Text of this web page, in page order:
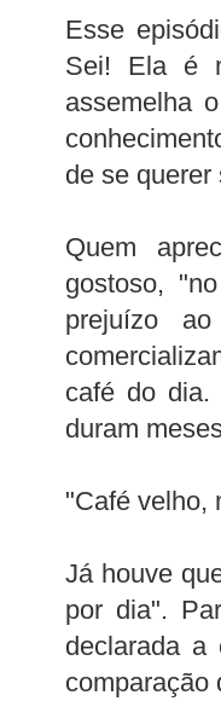
Esse
Sei! Ela é
assemelha
de se
Quem
gostoso,
prejuízo
café do dia.
duram
"Café velho,
Já houve
por dia".
declarada a
comparação